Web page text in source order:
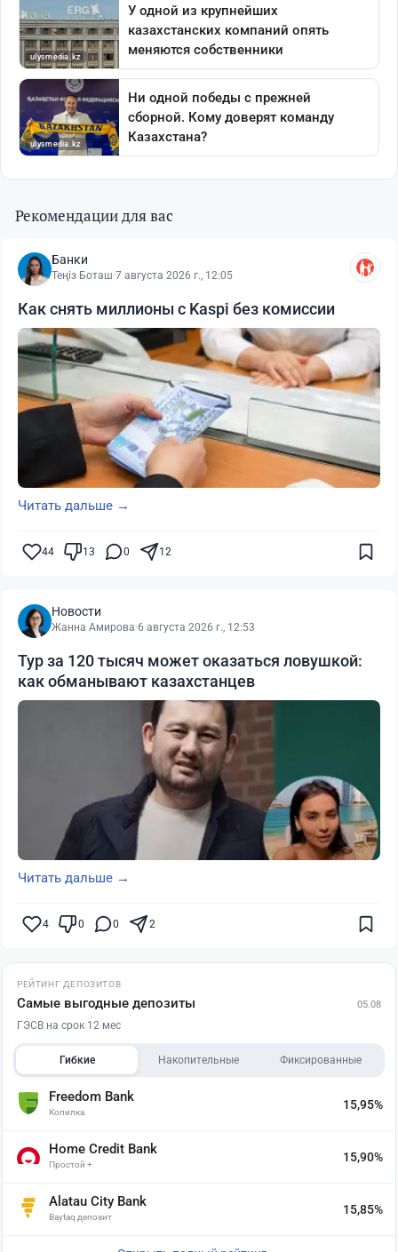
Рекомендации для вас
Банки
Теңіз Боташ·7 августа 2026 г., 12:05
Как снять миллионы с Kaspi без комиссии
Читать дальше →
44 13 0 12
Новости
Жанна Амирова·6 августа 2026 г., 12:53
Тур за 120 тысяч может оказаться ловушкой:
как обманывают казахстанцев
Читать дальше →
4 0 0 2
РЕЙТИНГ ДЕПОЗИТОВ
Самые выгодные депозиты 05.08
ГЭСВ на срок 12 мес
Гибкие Накопительные Фиксированные
Freedom Bank
Копилка
15,95%
Home Credit Bank
Простой +
15,90%
Alatau City Bank
Baytaq депозит
15,85%